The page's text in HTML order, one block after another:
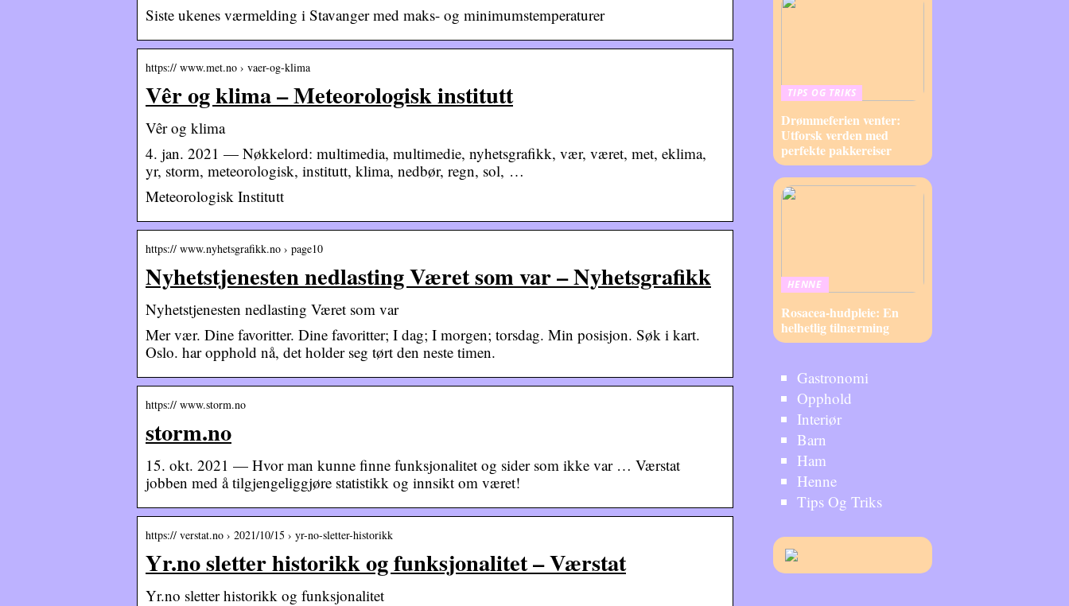
Siste ukenes værmelding i Stavanger med maks- og minimumstemperaturer
https:// www.met.no › vaer-og-klima
Vêr og klima – Meteorologisk institutt
Vêr og klima
4. jan. 2021 — Nøkkelord: multimedia, multimedie, nyhetsgrafikk, vær, været, met, eklima,
yr, storm, meteorologisk, institutt, klima, nedbør, regn, sol, …
Meteorologisk Institutt
https:// www.nyhetsgrafikk.no › page10
Nyhetstjenesten nedlasting Været som var – Nyhetsgrafikk
Nyhetstjenesten nedlasting Været som var
Mer vær. Dine favoritter. Dine favoritter; I dag; I morgen; torsdag. Min posisjon. Søk i kart.
Oslo. har opphold nå, det holder seg tørt den neste timen.
https:// www.storm.no
storm.no
15. okt. 2021 — Hvor man kunne finne funksjonalitet og sider som ikke var … Værstat
jobben med å tilgjengeliggjøre statistikk og innsikt om været!
https:// verstat.no › 2021/10/15 › yr-no-sletter-historikk
Yr.no sletter historikk og funksjonalitet – Værstat
Yr.no sletter historikk og funksjonalitet
TIPS OG TRIKS
Drømmeferien venter:
Utforsk verden med
perfekte pakkereiser
HENNE
Rosacea-hudpleie: En
helhetlig tilnærming
Gastronomi
Opphold
Interiør
Barn
Ham
Henne
Tips Og Triks